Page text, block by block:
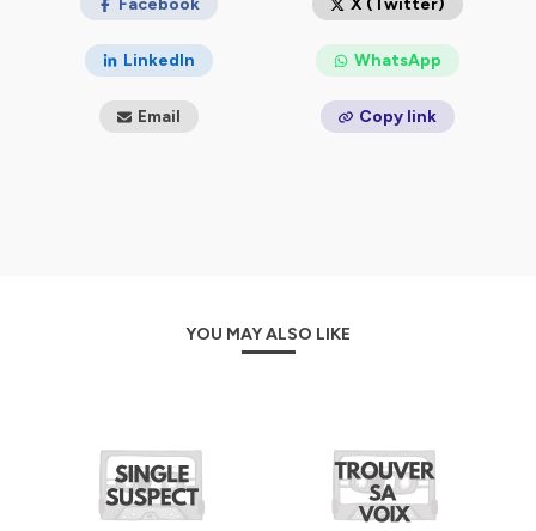
Facebook X (Twitter)
LinkedIn WhatsApp
Email Copy link
YOU MAY ALSO LIKE